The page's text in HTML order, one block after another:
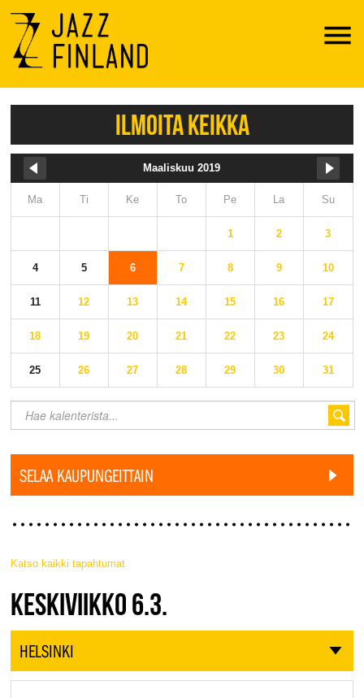
Menu
ILMOITA KEIKKA
Maaliskuu 2019
Ma Ti Ke To Pe La Su
1 2 3
4 5 6 7 8 9 10
11 12 13 14 15 16 17
18 19 20 21 22 23 24
25 26 27 28 29 30 31
SELAA KAUPUNGEITTAIN
Katso kaikki tapahtumat
JAZZ FINLAND LIVE
KESKIVIIKKO 6.3.
HELSINKI